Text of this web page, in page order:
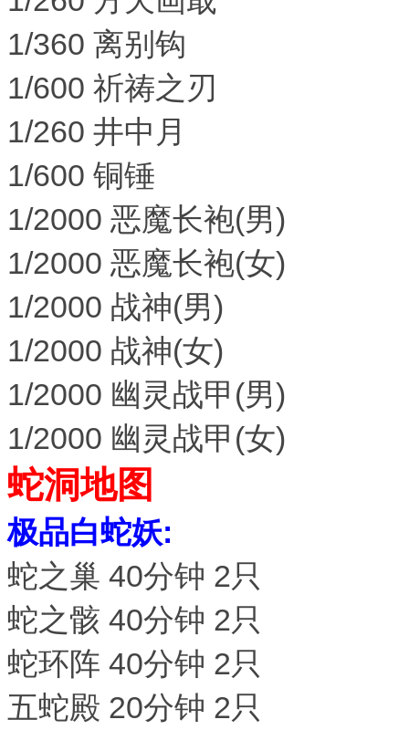
1/360 离别钩
1/600 祈祷之刃
1/260 井中月
1/600 铜锤
1/2000 恶魔长袍(男)
1/2000 恶魔长袍(女)
1/2000 战神(男)
1/2000 战神(女)
1/2000 幽灵战甲(男)
1/2000 幽灵战甲(女)
蛇洞地图
极品白蛇妖:
蛇之巢 40分钟 2只
蛇之骸 40分钟 2只
蛇环阵 40分钟 2只
五蛇殿 20分钟 2只